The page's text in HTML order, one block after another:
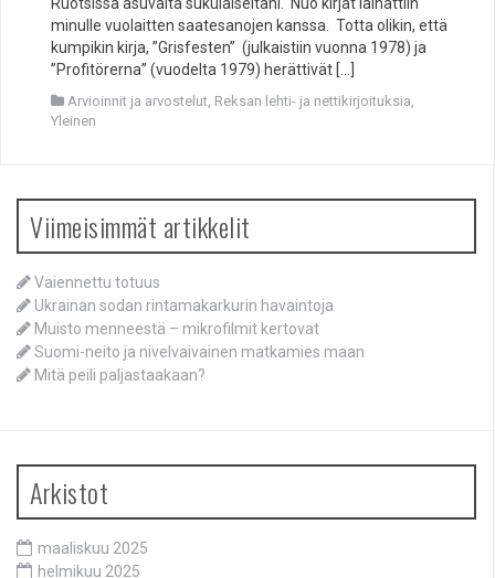
Ruotsissa asuvalta sukulaiseltani. Nuo kirjat lainattiin
minulle vuolaitten saatesanojen kanssa. Totta olikin, että
kumpikin kirja, ”Grisfesten” (julkaistiin vuonna 1978) ja
”Profitörerna” (vuodelta 1979) herättivät […]
Arvioinnit ja arvostelut, Reksan lehti- ja nettikirjoituksia,
Yleinen
Viimeisimmät artikkelit
Vaiennettu totuus
Ukrainan sodan rintamakarkurin havaintoja
Muisto menneestä – mikrofilmit kertovat
Suomi-neito ja nivelvaivainen matkamies maan
Mitä peili paljastaakaan?
Arkistot
maaliskuu 2025
helmikuu 2025